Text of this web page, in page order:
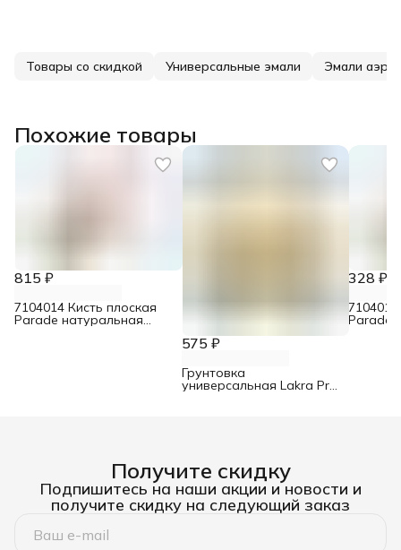
Товары со скидкой Универсальные эмали Эмали
Похожие товары
815 ₽
7104014 Кисть плоская
Parade натуральная
575 ₽
Грунтовка
универсальная Lakra Prof
328 ₽
Parade
Получите скидку
Подпишитесь на наши акции и новости и
получите скидку на следующий заказ